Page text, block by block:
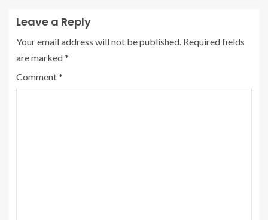
Leave a Reply
Your email address will not be published. Required fields
are marked*
Comment*